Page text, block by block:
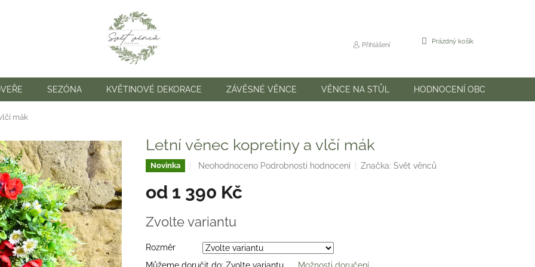
Přihlášení
NÁKUPNÍ
Prázdný košík
SEZÓNA KVĚTINOVÉ DEKORACE ZÁVĚSNÉ VĚNCE VĚNCE NA STŮL HODNOCENÍ OBCHODU
mák
Letní věnec kopretiny a vlčí mák
Novinka
Průměrné
produktu
je
z
hvězdiček.
Neohodnoceno Podrobnosti hodnocení Značka:Svět věnců
od 1 390 Kč
cena:
Zvolte variantu
Rozměr